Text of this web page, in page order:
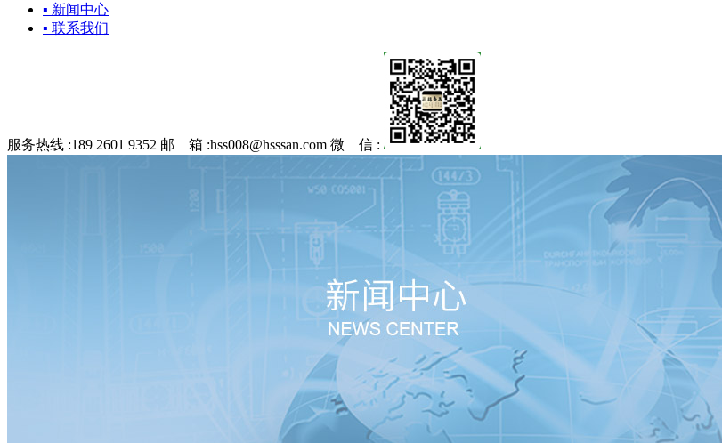
▪ 新闻中心
▪ 联系我们
服务热线 :189 2601 9352 邮 箱 :hss008@hsssan.com 微 信 :